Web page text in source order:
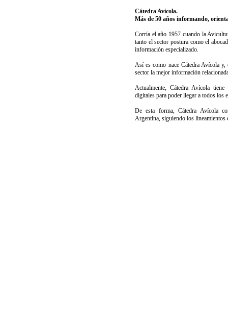
Cátedra Avícola.
Más de 50 años informando,
Corría el año 1957 cuando la
tanto el sector postura como el
información especializado.
Así es como nace Cátedra Avícola
sector la mejor información
Actualmente, Cátedra Avícola
digitales para poder llegar a todos los
De esta forma, Cátedra Avícola
Argentina, siguiendo los lineamientos